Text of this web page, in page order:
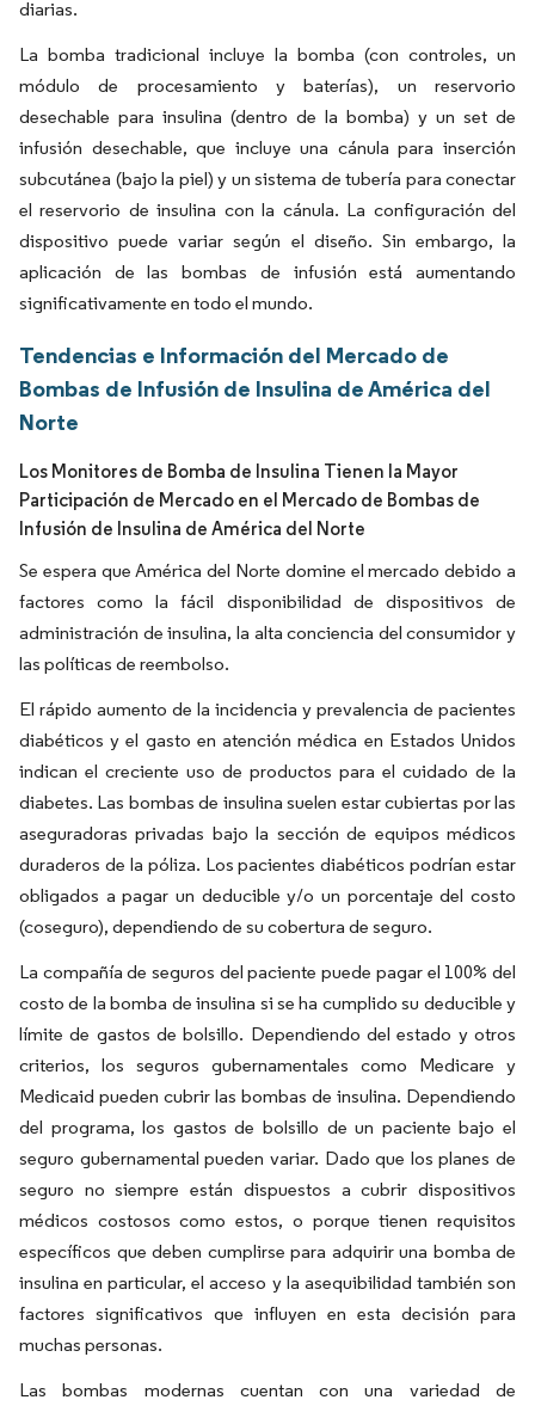
diarias.
La bomba tradicional incluye la bomba (con controles, un
módulo de procesamiento y baterías), un reservorio
desechable para insulina (dentro de la bomba) y un set de
infusión desechable, que incluye una cánula para inserción
subcutánea (bajo la piel) y un sistema de tubería para conectar
el reservorio de insulina con la cánula. La configuración del
dispositivo puede variar según el diseño. Sin embargo, la
aplicación de las bombas de infusión está aumentando
significativamente en todo el mundo.
Tendencias e Información del Mercado de
Bombas de Infusión de Insulina de América del
Norte
Los Monitores de Bomba de Insulina Tienen la Mayor
Participación de Mercado en el Mercado de Bombas de
Infusión de Insulina de América del Norte
Se espera que América del Norte domine el mercado debido a
factores como la fácil disponibilidad de dispositivos de
administración de insulina, la alta conciencia del consumidor y
las políticas de reembolso.
El rápido aumento de la incidencia y prevalencia de pacientes
diabéticos y el gasto en atención médica en Estados Unidos
indican el creciente uso de productos para el cuidado de la
diabetes. Las bombas de insulina suelen estar cubiertas por las
aseguradoras privadas bajo la sección de equipos médicos
duraderos de la póliza. Los pacientes diabéticos podrían estar
obligados a pagar un deducible y/o un porcentaje del costo
(coseguro), dependiendo de su cobertura de seguro.
La compañía de seguros del paciente puede pagar el 100% del
costo de la bomba de insulina si se ha cumplido su deducible y
límite de gastos de bolsillo. Dependiendo del estado y otros
criterios, los seguros gubernamentales como Medicare y
Medicaid pueden cubrir las bombas de insulina. Dependiendo
del programa, los gastos de bolsillo de un paciente bajo el
seguro gubernamental pueden variar. Dado que los planes de
seguro no siempre están dispuestos a cubrir dispositivos
médicos costosos como estos, o porque tienen requisitos
específicos que deben cumplirse para adquirir una bomba de
insulina en particular, el acceso y la asequibilidad también son
factores significativos que influyen en esta decisión para
muchas personas.
Las bombas modernas cuentan con una variedad de